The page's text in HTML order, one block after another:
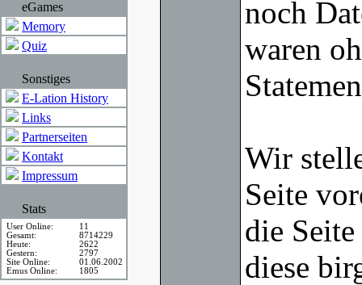
eGames
Memory
Quiz
Sonstiges
E-Lation History
Links
Partnerseiten
Kontakt
Impressum
Stats
User Online:
11
Gesamt:
8714229
Heute:
2622
Gestern:
2797
Site Online:
01.06.2002
Emus Online:
1805
noch
waren
Wir
Seite
die
diese